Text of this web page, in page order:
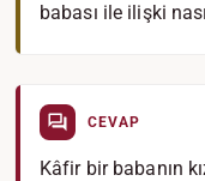
babası ile ilişki
CEVAP
Kâfir bir babanın